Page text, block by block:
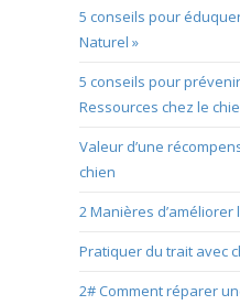
5 conseils pour
Naturel »
5 conseils pour
Ressources chez le
Valeur d’une
chien
2 Manières d’améliorer
Pratiquer du trait avec
2# Comment réparer